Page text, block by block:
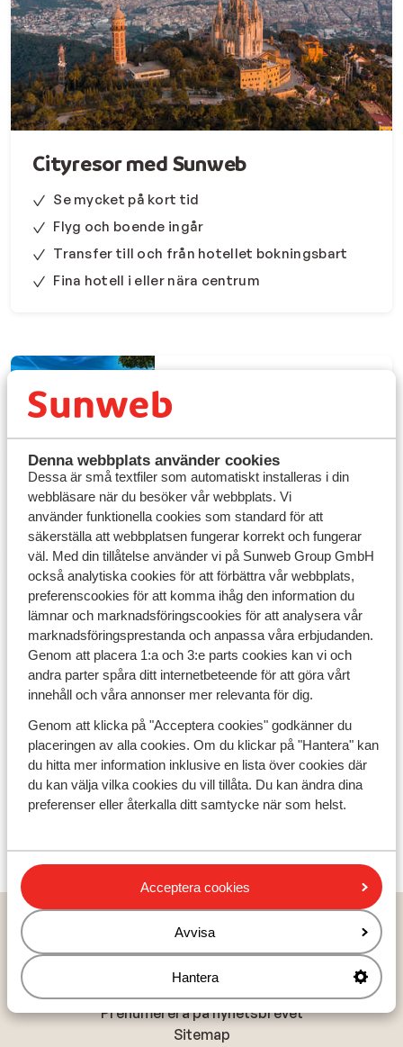
Denna webbplats använder cookies
Dessa är små textfiler som automatiskt installeras i din
webbläsare när du besöker vår webbplats. Vi
använder funktionella cookies som standard för att
säkerställa att webbplatsen fungerar korrekt och fungerar
väl. Med din tillåtelse använder vi på Sunweb Group GmbH
också analytiska cookies för att förbättra vår webbplats,
preferenscookies för att komma ihåg den information du
lämnar och marknadsföringscookies för att analysera vår
marknadsföringsprestanda och anpassa våra erbjudanden.
Genom att placera 1:a och 3:e parts cookies kan vi och
andra parter spåra ditt internetbeteende för att göra vårt
innehåll och våra annonser mer relevanta för dig.
Genom att klicka på "Acceptera cookies" godkänner du
placeringen av alla cookies. Om du klickar på "Hantera" kan
du hitta mer information inklusive en lista över cookies där
du kan välja vilka cookies du vill tillåta. Du kan ändra dina
preferenser eller återkalla ditt samtycke när som helst.
Acceptera cookies
Avvisa
Hantera
nära vän har vi billiga cityresor som passar dig. När du
bokar med din cityresa med Sunweb ingår alltid flyg
direktflyg, hotellvistelse och möjligheten att boka med
transfer, så att du reser smidigt och får så mycket tid
som möjligt på ditt resmål.
Cityresor med Sunweb
Se mycket på kort tid
Flyg och boende ingår
Transfer till och från hotellet bokningsbart
Fina hotell i eller nära centrum
Málaga - Spanien
Barcelona - Spanien
Lissabon - Portugal
Hitta din storstadssemester
Resmål till solen
Erbjudanden på solresor
Prenumerera på nyhetsbrevet
Sitemap